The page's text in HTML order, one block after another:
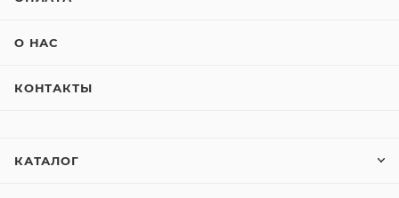
О НАС
КОНТАКТЫ
КАТАЛОГ